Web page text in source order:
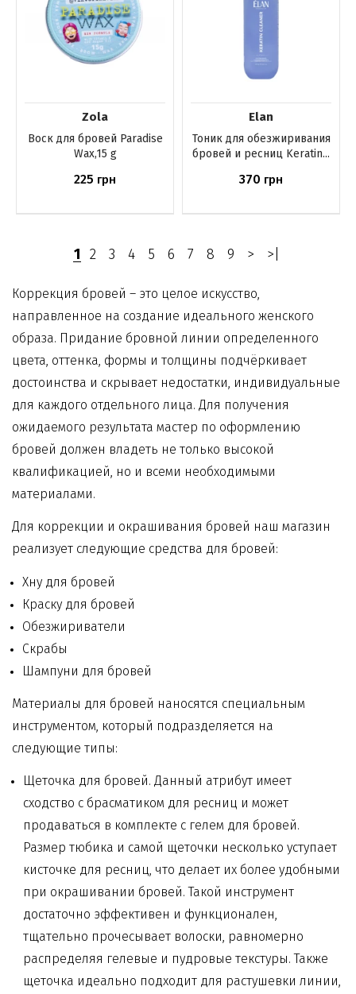
Zola
Воск для бровей Paradise
Wax,15 g
225 грн
Elan
Тоник для обезжиривания
бровей и ресниц Keratin...
370 грн
1 2 3 4 5 6 7 8 9 > >|
Коррекция бровей – это целое искусство,
направленное на создание идеального женского
образа. Придание бровной линии определенного
цвета, оттенка, формы и толщины подчёркивает
достоинства и скрывает недостатки, индивидуальные
для каждого отдельного лица. Для получения
ожидаемого результата мастер по оформлению
бровей должен владеть не только высокой
квалификацией, но и всеми необходимыми
материалами.
Для коррекции и окрашивания бровей наш магазин
реализует следующие средства для бровей:
Хну для бровей
Краску для бровей
Обезжириватели
Скрабы
Шампуни для бровей
Материалы для бровей наносятся специальным
инструментом, который подразделяется на
следующие типы:
Щеточка для бровей. Данный атрибут имеет
сходство с брасматиком для ресниц и может
продаваться в комплекте с гелем для бровей.
Размер тюбика и самой щеточки несколько уступает
кисточке для ресниц, что делает их более удобными
при окрашивании бровей. Такой инструмент
достаточно эффективен и функционален,
тщательно прочесывает волоски, равномерно
распределяя гелевые и пудровые текстуры. Также
щеточка идеально подходит для растушевки линии,